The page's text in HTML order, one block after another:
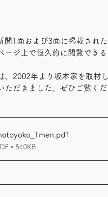
聞1面および3面に掲載され
ージ上で恒久的に閲覧できる
、2002年より坂本家を取材
ただきました。ぜひご覧くだ
.pdf
• 540KB